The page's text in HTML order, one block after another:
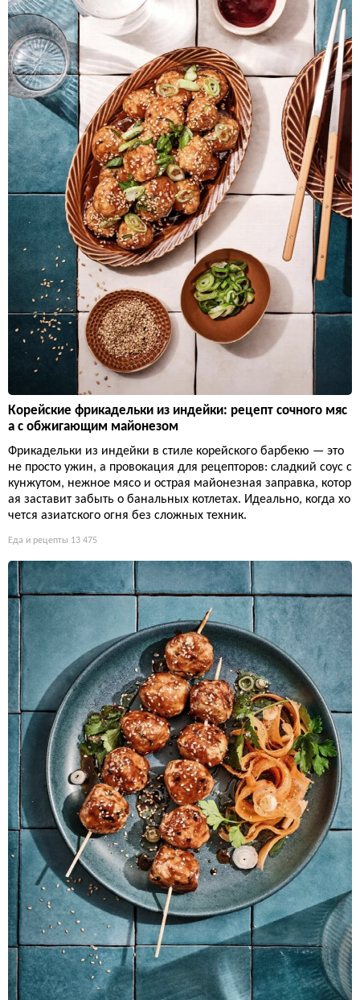
Корейские фрикадельки из индейки: рецепт сочного мяс
а с обжигающим майонезом
Фрикадельки из индейки в стиле корейского барбекю — это
не просто ужин, а провокация для рецепторов: сладкий соус с
кунжутом, нежное мясо и острая майонезная заправка, котор
ая заставит забыть о банальных котлетах. Идеально, когда хо
чется азиатского огня без сложных техник.
Еда и рецепты 13 475